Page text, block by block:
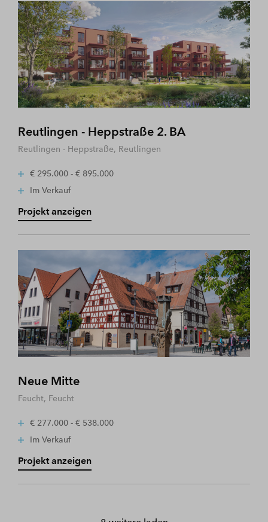
Reutlingen - Heppstraße 2. BA
Reutlingen - Heppstraße, Reutlingen
€ 295.000 - € 895.000
Im Verkauf
Projekt anzeigen
Neue Mitte
Feucht, Feucht
€ 277.000 - € 538.000
Im Verkauf
Projekt anzeigen